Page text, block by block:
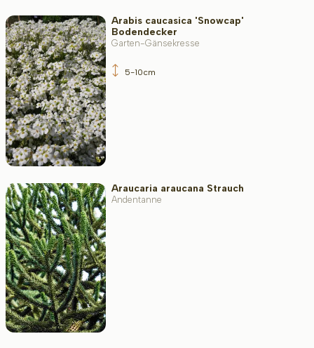
Arabis caucasica 'Snowcap'
Bodendecker
Garten-Gänsekresse
5-10cm
Araucaria araucana Strauch
Andentanne